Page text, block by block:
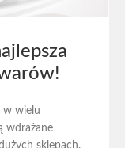
w wielu
wdrażane
sklepach.